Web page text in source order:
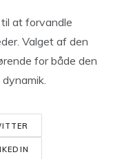
at forvandle
Valget af den
for både den